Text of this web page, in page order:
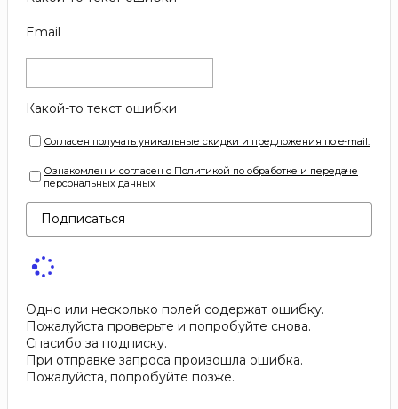
Email
Какой-то текст ошибки
Согласен получать уникальные скидки и предложения по e-mail.
Ознакомлен и согласен с Политикой по обработке и передаче
персональных данных
Подписаться
Одно или несколько полей содержат ошибку.
Пожалуйста проверьте и попробуйте снова.
Спасибо за подписку.
При отправке запроса произошла ошибка.
Пожалуйста, попробуйте позже.